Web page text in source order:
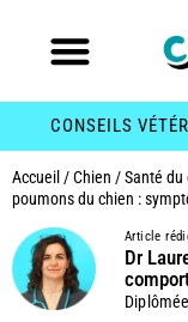
CONSEILS
Accueil /Chien /Santé du
poumons du chien :
Article
Dr